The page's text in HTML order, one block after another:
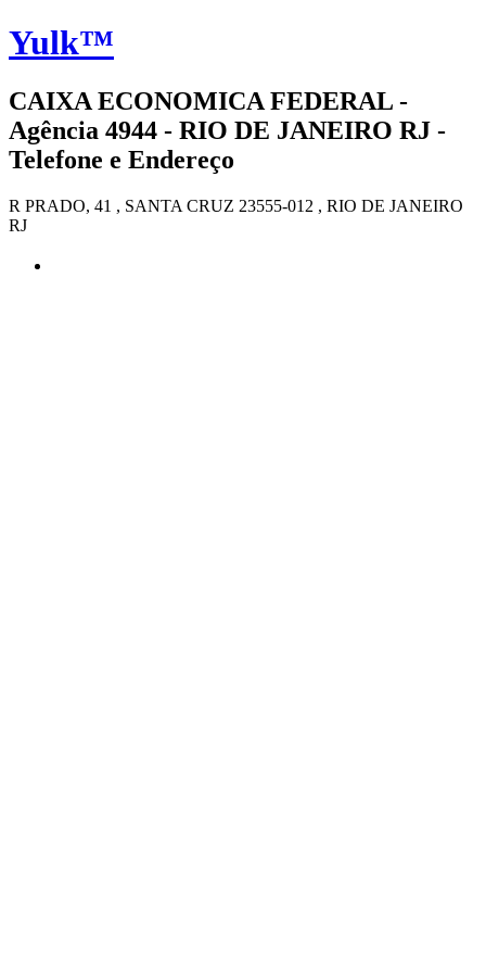
Yulk™
CAIXA ECONOMICA FEDERAL -
Agência 4944 - RIO DE JANEIRO RJ -
Telefone e Endereço
R PRADO, 41 , SANTA CRUZ 23555-012 , RIO DE JANEIRO
RJ